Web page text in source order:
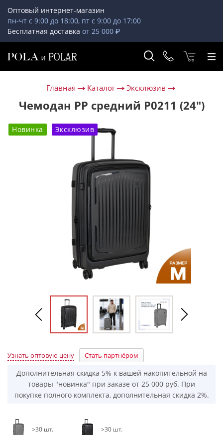
Оптовый интернет-магазин
пн-чт с 9:00 до 18:00, пт с 9:00 до 17:00
Бесплатная доставка от 25 000 ₽
Главная Каталог Эксклюзив
Чемодан PP средний Р0211 (24")
Новинка Эксклюзив
Узнать оптовую цену Стать партнёром
Дополнительная скидка 5% к вашей накопительной на
товары "новинка" при заказе от 25 000 руб. При
покупке полного комплекта, дополнительная скидка 2%.
>30 шт. >30 шт.